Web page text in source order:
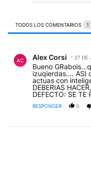
TODOS LOS COMENTARIOS 1
AC Alex Corsi 27 DE
Bueno
izuqierdas.... ASI
actuas con
DEBERIAS
DEFECTO: SE TE
RESPONDER 0